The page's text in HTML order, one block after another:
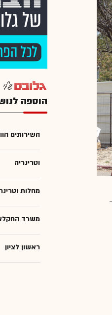
הוספה
השירותים
וטרינריה
מחלות
משרד
ראשון לציון